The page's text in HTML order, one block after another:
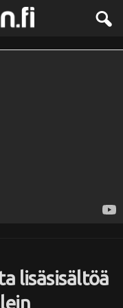
lisäsisältöä